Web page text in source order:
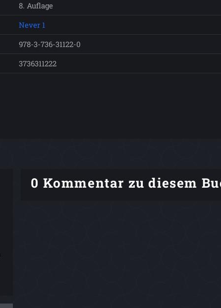
8. Auflage
Never 1
978-3-736-31122-0
3736311222
0 Kommentar zu diesem